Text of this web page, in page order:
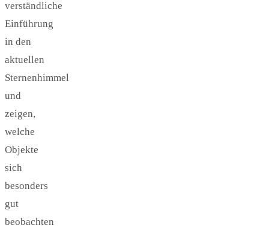
verständliche
Einführung
in den
aktuellen
Sternenhimmel
und
zeigen,
welche
Objekte
sich
besonders
gut
beobachten